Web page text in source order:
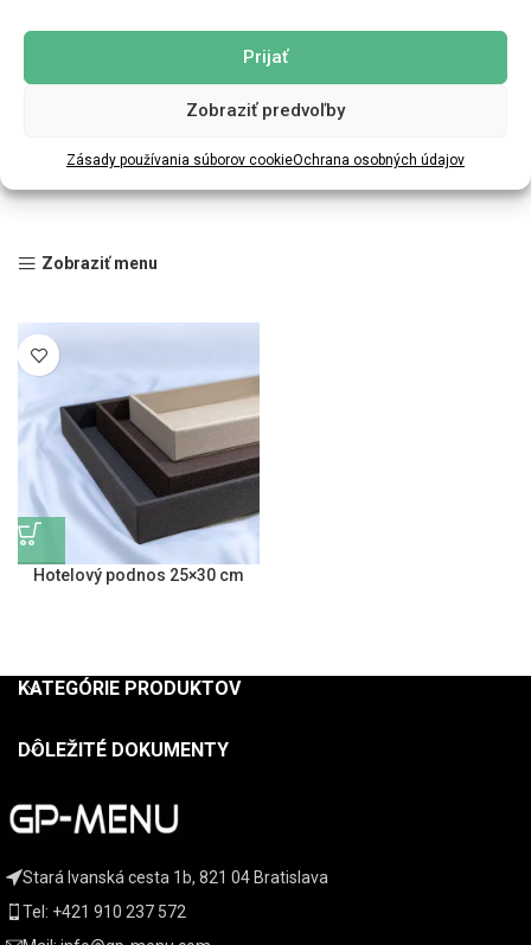
Prijať
Zobraziť predvoľby
Zásady používania súborov cookieOchrana osobných údajov
Zobraziť menu
Hotelový podnos 25×30 cm
KATEGÓRIE PRODUKTOV
DÔLEŽITÉ DOKUMENTY
Stará Ivanská cesta 1b, 821 04 Bratislava
Tel: +421 910 237 572